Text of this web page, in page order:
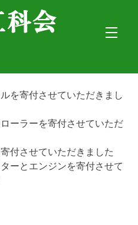
を寄付させていただきまし
ーラーを寄付させていただ
付させていただきました
ーとエンジンを寄付させて